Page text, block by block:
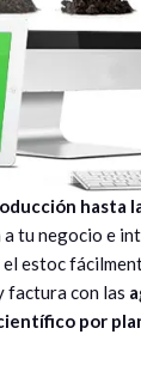
hasta
tu negocio e
estoc
factura con las
por